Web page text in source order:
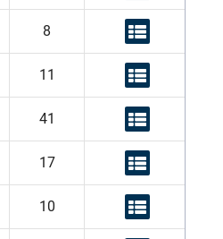
8
11
41
17
10